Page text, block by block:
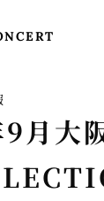
月大